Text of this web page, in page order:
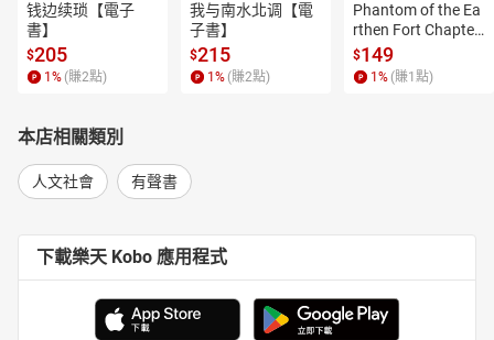
钱边续琐【電子
書】
$205
1% (賺2點)
我与南水北调【電
子書】
$215
1% (賺2點)
Phantom of the Ea
rthen Fort Chapter
4【有聲書】
$149
1% (賺1點)
本店相關類別
人文社會 有聲書
下載樂天 Kobo 應用程式